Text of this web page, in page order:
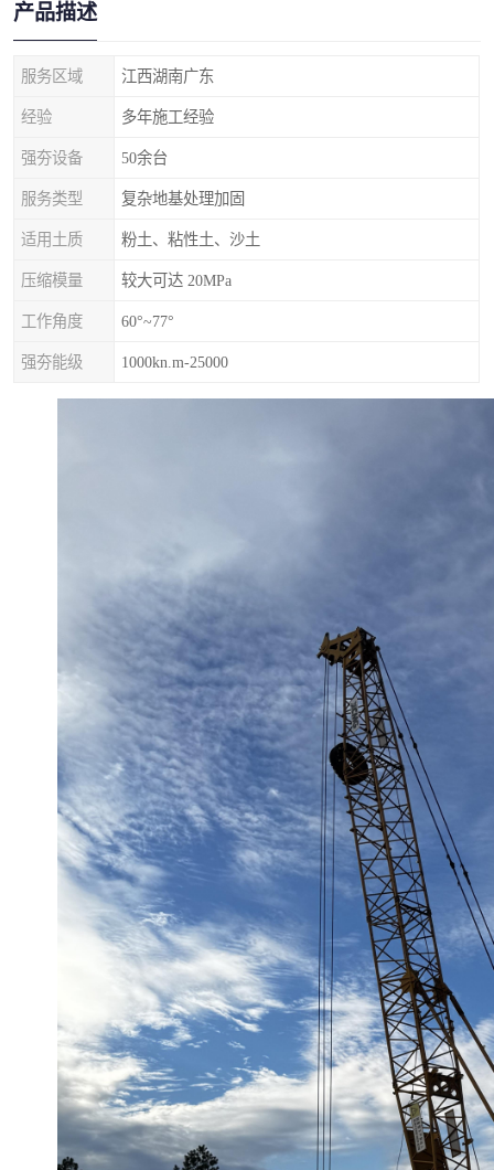
产品描述
服务区域 江西湖南广东
经验 多年施工经验
强夯设备 50余台
服务类型 复杂地基处理加固
适用土质 粉土、粘性土、沙土
压缩模量 较大可达 20MPa
工作角度 60°~77°
强夯能级 1000kn.m-25000